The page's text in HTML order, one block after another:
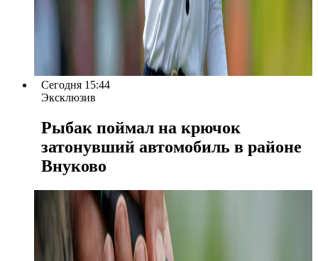
Сегодня 15:44
Эксклюзив
Рыбак поймал на крючок
затонувший автомобиль в районе
Внуково